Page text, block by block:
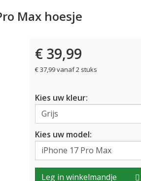
Max hoesje
€ 39,99
€ 37,99 vanaf 2 stuks
Kies uw kleur:
Kies uw model:
Leg in winkelmandje